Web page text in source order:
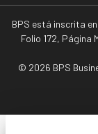
BPS está inscrita
Folio 172, Página
© 2026 BPS